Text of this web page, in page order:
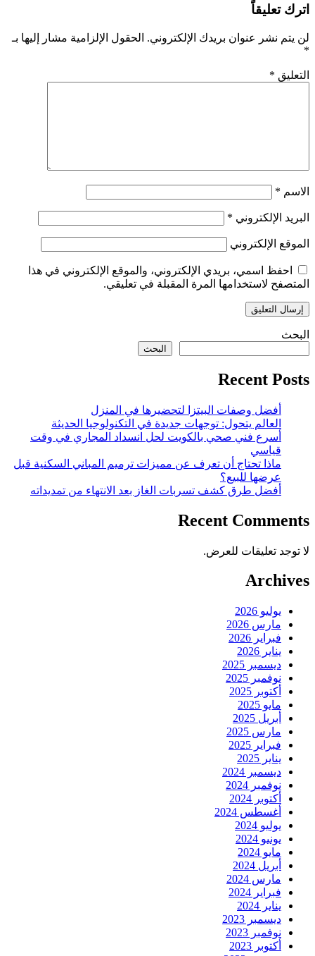
اترك تعليقاً
لن يتم نشر عنوان بريدك الإلكتروني. الحقول الإلزامية مشار إليها بـ
*
التعليق *
الاسم *
البريد الإلكتروني *
الموقع الإلكتروني
احفظ اسمي، بريدي الإلكتروني، والموقع الإلكتروني في هذا
المتصفح لاستخدامها المرة المقبلة في تعليقي.
البحث
البحث
Recent Posts
أفضل وصفات البيتزا لتحضيرها في المنزل
العالم يتحول: توجهات جديدة في التكنولوجيا الحديثة
أسرع فني صحي بالكويت لحل انسداد المجاري في وقت
قياسي
ماذا تحتاج أن تعرف عن مميزات ترميم المباني السكنية قبل
عرضها للبيع؟
أفضل طرق كشف تسربات الغاز بعد الانتهاء من تمديداته
Recent Comments
لا توجد تعليقات للعرض.
Archives
يوليو 2026
مارس 2026
فبراير 2026
يناير 2026
ديسمبر 2025
نوفمبر 2025
أكتوبر 2025
مايو 2025
أبريل 2025
مارس 2025
فبراير 2025
يناير 2025
ديسمبر 2024
نوفمبر 2024
أكتوبر 2024
أغسطس 2024
يوليو 2024
يونيو 2024
مايو 2024
أبريل 2024
مارس 2024
فبراير 2024
يناير 2024
ديسمبر 2023
نوفمبر 2023
أكتوبر 2023